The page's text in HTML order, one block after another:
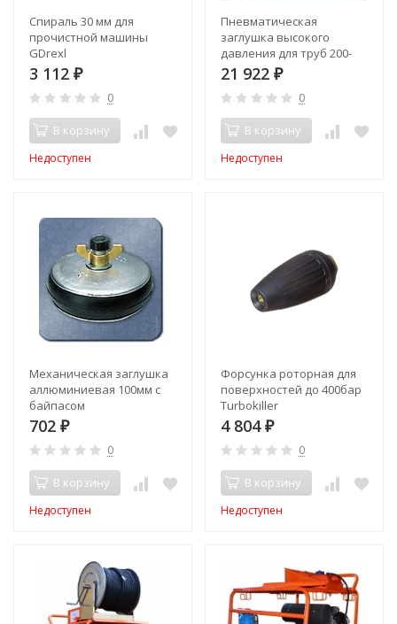
Спираль 30 мм для
прочистной машины
GDrexl
3 112 ₽
0
В корзину
Недоступен
Пневматическая
заглушка высокого
давления для труб 200-
300мм
21 922 ₽
0
В корзину
Недоступен
Механическая заглушка
аллюминиевая 100мм с
байпасом
702 ₽
0
В корзину
Недоступен
Форсунка роторная для
поверхностей до 400бар
Turbokiller
4 804 ₽
0
В корзину
Недоступен